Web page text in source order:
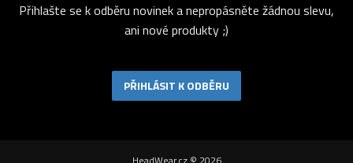
Přihlašte se k odběru novinek a nepropásněte žádnou slevu,
ani nové produkty ;)
PŘIHLÁSIT K ODBĚRU